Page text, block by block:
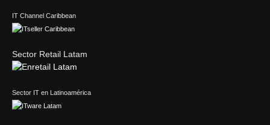
IT Channel Caribbean
Sector Retail Latam
Sector IT en Latinoamérica